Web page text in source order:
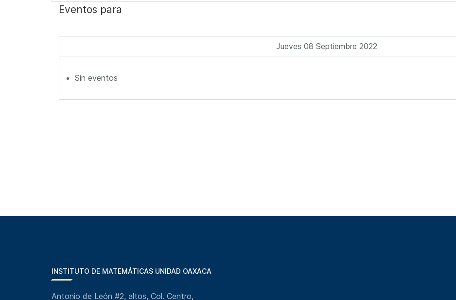
Eventos para
Jueves 08 Septiembre 2022
Sin eventos
INSTITUTO DE MATEMÁTICAS UNIDAD OAXACA
Antonio de León #2, altos, Col. Centro,